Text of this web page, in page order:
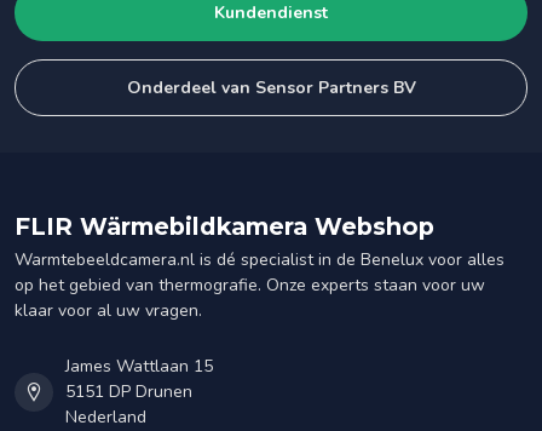
Kundendienst
Onderdeel van Sensor Partners BV
FLIR Wärmebildkamera Webshop
Warmtebeeldcamera.nl is dé specialist in de Benelux voor alles
op het gebied van thermografie. Onze experts staan voor uw
klaar voor al uw vragen.
James Wattlaan 15
5151 DP Drunen
Nederland